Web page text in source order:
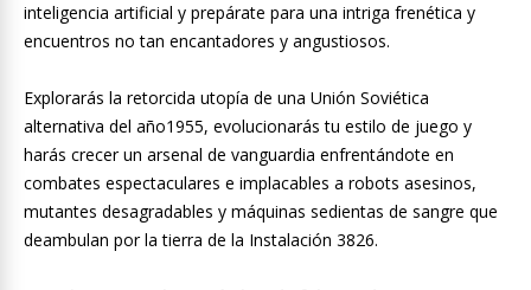
inteligencia artificial y prepárate para una intriga frenética y
encuentros no tan encantadores y angustiosos.
Explorarás la retorcida utopía de una Unión Soviética
alternativa del año1955, evolucionarás tu estilo de juego y
harás crecer un arsenal de vanguardia enfrentándote en
combates espectaculares e implacables a robots asesinos,
mutantes desagradables y máquinas sedientas de sangre que
deambulan por la tierra de la Instalación 3826.